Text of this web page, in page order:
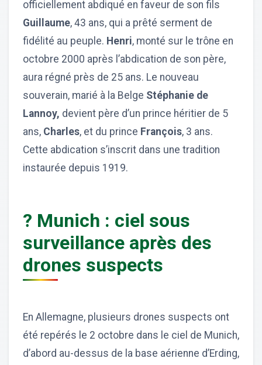
officiellement abdiqué en faveur de son fils
Guillaume, 43 ans, qui a prêté serment de
fidélité au peuple. Henri, monté sur le trône en
octobre 2000 après l’abdication de son père,
aura régné près de 25 ans. Le nouveau
souverain, marié à la Belge Stéphanie de
Lannoy, devient père d’un prince héritier de 5
ans, Charles, et du prince François, 3 ans.
Cette abdication s’inscrit dans une tradition
instaurée depuis 1919.
? Munich : ciel sous
surveillance après des
drones suspects
En Allemagne, plusieurs drones suspects ont
été repérés le 2 octobre dans le ciel de Munich,
d’abord au-dessus de la base aérienne d’Erding,